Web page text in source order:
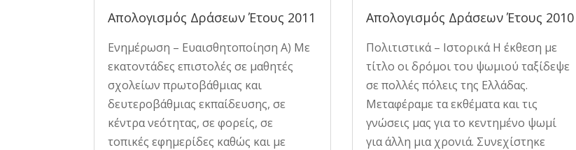
Απολογισμός Δράσεων Έτους 2011
Ενημέρωση – Ευαισθητοποίηση Α) Με
εκατοντάδες επιστολές σε μαθητές
σχολείων πρωτοβάθμιας και
δευτεροβάθμιας εκπαίδευσης, σε
κέντρα νεότητας, σε φορείς, σε
τοπικές εφημερίδες καθώς και με
Απολογισμός Δράσεων Έτους 2010
Πολιτιστικά – Ιστορικά Η έκθεση με
τίτλο οι δρόμοι του ψωμιού ταξίδεψε
σε πολλές πόλεις της Ελλάδας.
Μεταφέραμε τα εκθέματα και τις
γνώσεις μας για το κεντημένο ψωμί
για άλλη μια χρονιά. Συνεχίστηκε